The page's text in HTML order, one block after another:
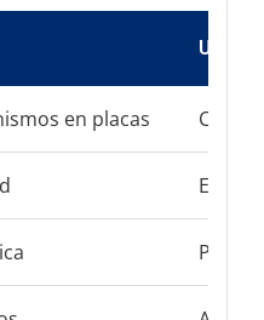
Uso
en placas